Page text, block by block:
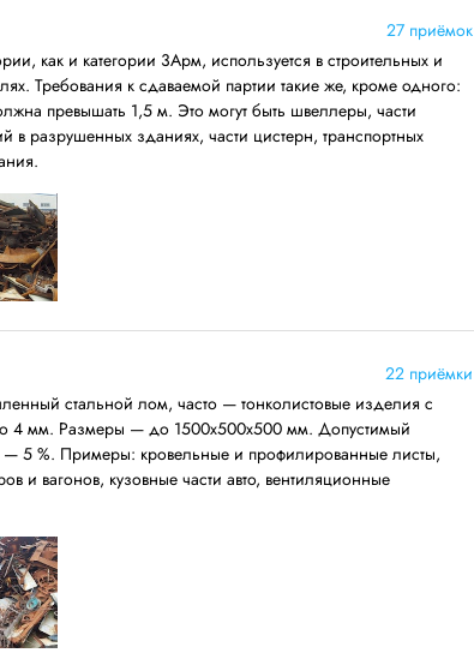
27 приёмок
как и категории 3Арм, используется в строительных и
Требования к сдаваемой партии такие же, кроме одного:
превышать 1,5 м. Это могут быть швеллеры, части
в разрушенных зданиях, части цистерн, транспортных
22 приёмки
стальной лом, часто — тонколистовые изделия с
4 мм. Размеры — до 1500х500х500 мм. Допустимый
— 5 %. Примеры: кровельные и профилированные листы,
и вагонов, кузовные части авто, вентиляционные